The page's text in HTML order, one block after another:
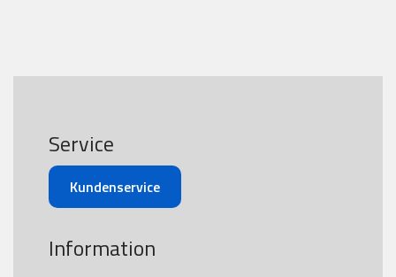
Service
Kundenservice
Information